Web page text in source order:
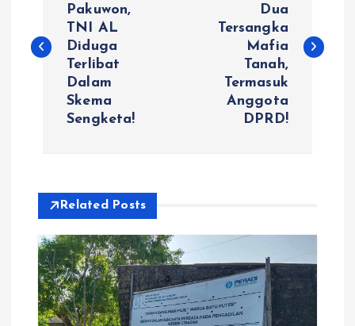
s
v
g
a
Pakuwon,
TNI AL
Diduga
Terlibat
Dalam
Skema
Sengketa!
Dua
Tersangka
Mafia
Tanah,
Termasuk
Anggota
DPRD!
Related Posts